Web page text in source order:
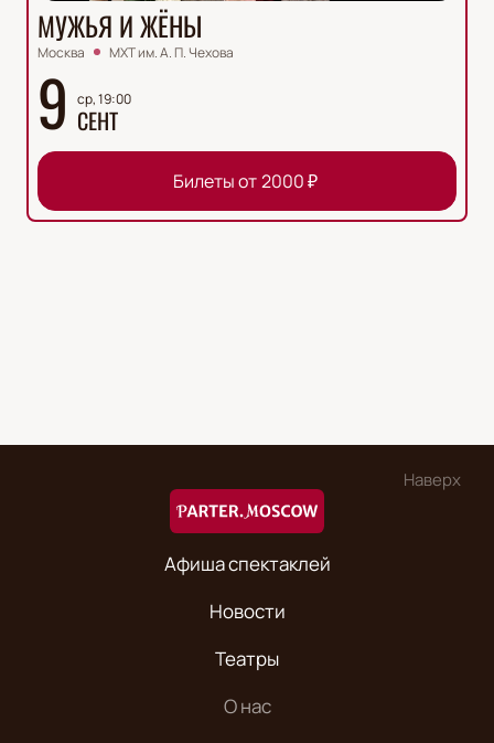
МУЖЬЯ И ЖЁНЫ
Москва МХТ им. А. П. Чехова
9 ср, 19:00
СЕНТ
Билеты от 2000₽
Наверх
Афиша спектаклей
Новости
Театры
О нас